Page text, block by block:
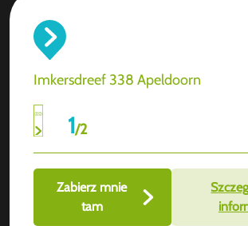
Imkersdreef 338 Apeldoorn
1/2
Zabierz mnie
tam